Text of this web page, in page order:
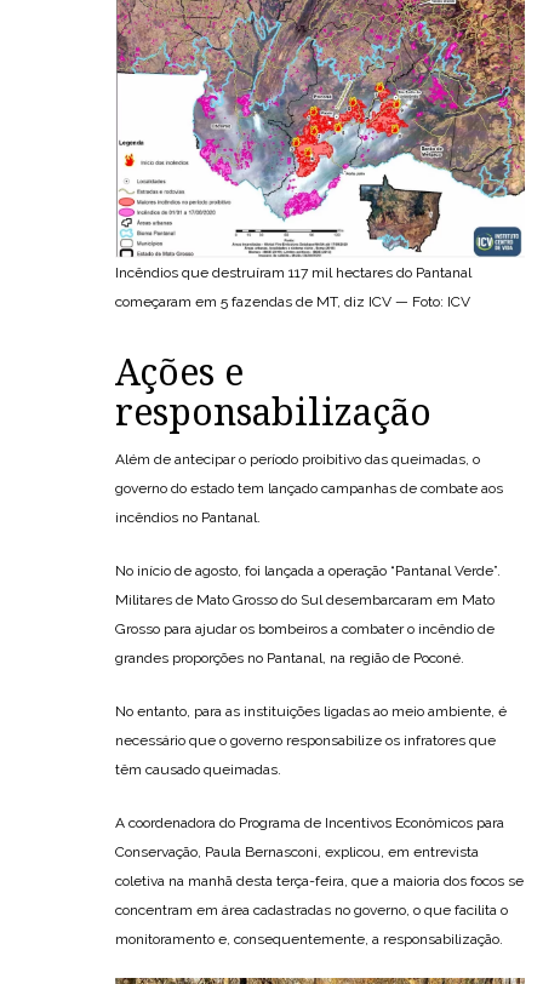
Incêndios que destruíram 117 mil hectares do Pantanal
começaram em 5 fazendas de MT, diz ICV — Foto: ICV
Ações e
responsabilização
Além de antecipar o período proibitivo das queimadas, o
governo do estado tem lançado campanhas de combate aos
incêndios no Pantanal.
No início de agosto, foi lançada a operação “Pantanal Verde”.
Militares de Mato Grosso do Sul desembarcaram em Mato
Grosso para ajudar os bombeiros a combater o incêndio de
grandes proporções no Pantanal, na região de Poconé.
No entanto, para as instituições ligadas ao meio ambiente, é
necessário que o governo responsabilize os infratores que
têm causado queimadas.
A coordenadora do Programa de Incentivos Econômicos para
Conservação, Paula Bernasconi, explicou, em entrevista
coletiva na manhã desta terça-feira, que a maioria dos focos se
concentram em área cadastradas no governo, o que facilita o
monitoramento e, consequentemente, a responsabilização.